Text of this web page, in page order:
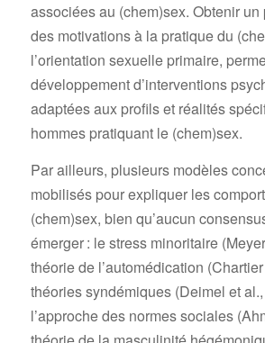
associées au (chem)sex. Obtenir
des motivations à la pratique du
l’orientation sexuelle primaire,
développement d’interventions
adaptées aux profils et réalités
hommes pratiquant le (chem)sex.
Par ailleurs, plusieurs modèles
mobilisés pour expliquer les
(chem)sex, bien qu’aucun
émerger : le stress minoritaire
théorie de l’automédication
théories syndémiques (Deimel et
l’approche des normes sociales